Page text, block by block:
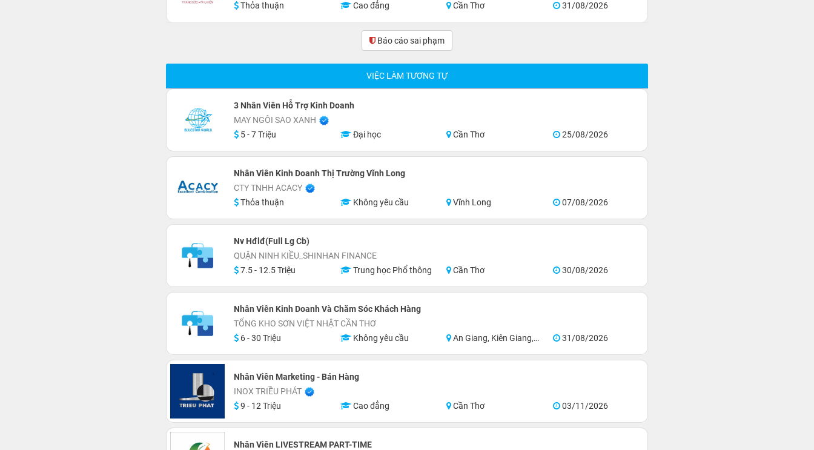
Thỏa thuận
Cao đẳng Cần Thơ 31/08/2026
Báo cáo sai phạm(0)
VIỆC LÀM TƯƠNG TỰ
3 Nhân Viên Hỗ Trợ Kinh Doanh
MAY NGÔI SAO XANH
5 - 7 Triệu
Đại học Cần Thơ 25/08/2026
Nhân Viên Kinh Doanh Thị Trường Vĩnh Long
CTY TNHH ACACY
Thỏa thuận
Không yêu cầu Vĩnh Long 07/08/2026
Nv Hđlđ(Full Lg Cb)
QUẬN NINH KIỀU_SHINHAN FINANCE
7.5 - 12.5 Triệu
Trung học Phổ thông Cần Thơ 30/08/2026
Nhân Viên Kinh Doanh Và Chăm Sóc Khách Hàng
TỔNG KHO SƠN VIỆT NHẬT CẦN THƠ
6 - 30 Triệu
Không yêu cầu An Giang, Kiên Giang, Hậu Giang, Sóc Trăng, Bạc Liêu, Cà Mau 31/08/2026
Nhân Viên Marketing - Bán Hàng
INOX TRIỀU PHÁT
9 - 12 Triệu
Cao đẳng Cần Thơ 03/11/2026
Nhân Viên LIVESTREAM PART-TIME